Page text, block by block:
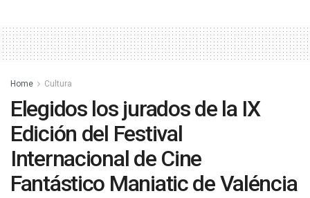
Home Cultura
Elegidos los jurados de la IX
Edición del Festival
Internacional de Cine
Fantástico Maniatic de Valéncia